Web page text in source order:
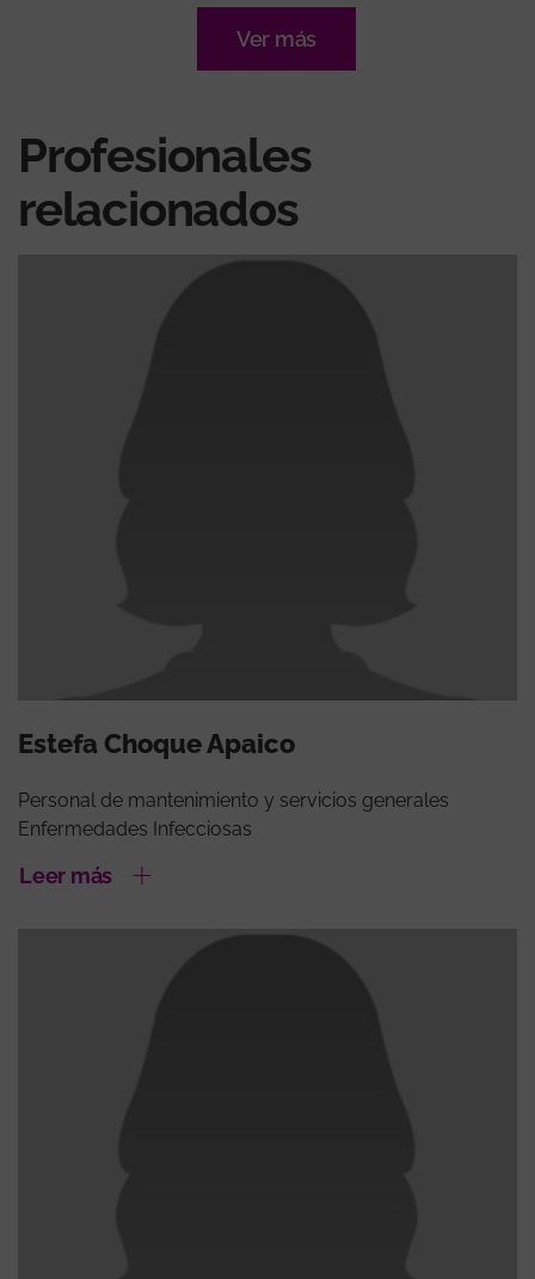
Ver más
Profesionales
relacionados
Estefa Choque Apaico
Personal de mantenimiento y servicios generales
Enfermedades Infecciosas
Leer más